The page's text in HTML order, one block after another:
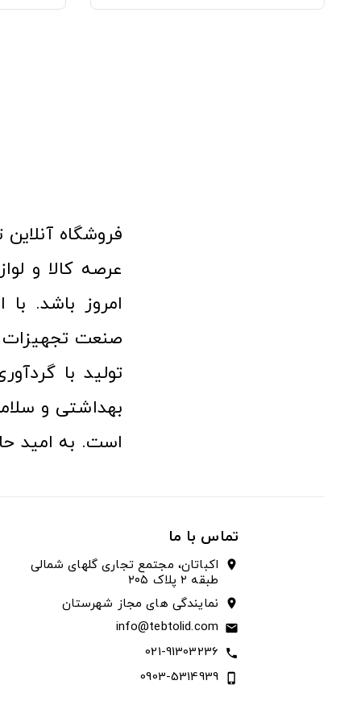
امروز باشد.
صنعت
تولید با
بهداشتی و
است. به امید
تماس با ما
location_on
اکباتان، مجتمع تجاری گلهای شمالی
طبقه ۲ پلاک ۲۰۵
location_on نمایندگی های مجاز شهرستان
email
info@tebtolid.com
call
021-91303236
phone_iphone
0903-5314939